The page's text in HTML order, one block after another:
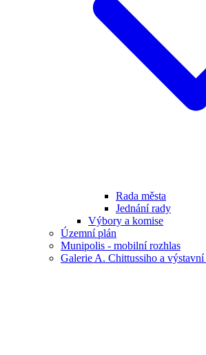
Rada města
Jednání rady
Výbory a komise
Územní plán
Munipolis - mobilní rozhlas
Galerie A. Chittussiho a výstavní